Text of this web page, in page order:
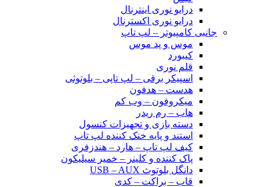
درایو نوری اینترنال
درایو نوری اکسترنال
جانبی کامپیوتر – لپ تاپ
موس و پد موس
کیبورد
قلم نوری
اسپیکر برقی – لپ تاپی – بلوتوثی
هدست – هدفون
میکروفون – وب کم
هاب – رم ریدر
دسته بازی و تجهیزات کنسول
استند و پایه خنک کننده لپ تاپ
کیف لپ تاپ – هارد – هندزفری
پاک کننده و کلینر – خمیر سیلیکون
دانگل بلوتوث USB – AUX
قاب – براکت – کدی